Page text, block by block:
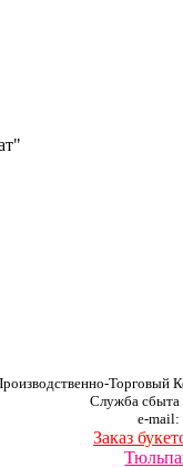
Торговый
Служба
e-mail:
Заказ